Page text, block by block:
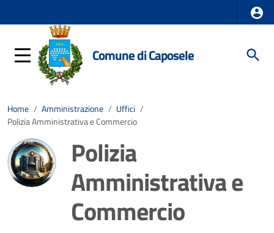
Comune di Caposele
Home / Amministrazione / Uffici /
Polizia Amministrativa e Commercio
Polizia
Amministrativa e
Commercio